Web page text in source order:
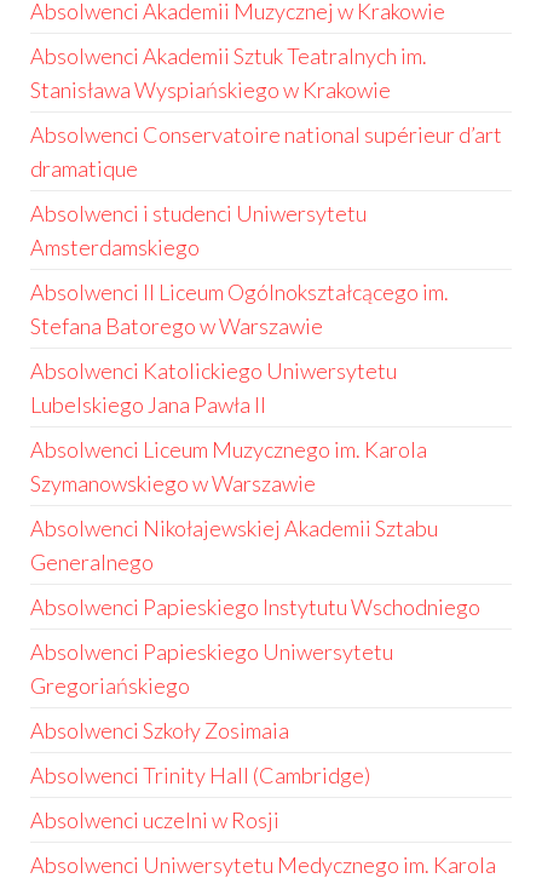
Absolwenci Akademii Muzycznej w Krakowie
Absolwenci Akademii Sztuk Teatralnych im.
Stanisława Wyspiańskiego w Krakowie
Absolwenci Conservatoire national supérieur d’art
dramatique
Absolwenci i studenci Uniwersytetu
Amsterdamskiego
Absolwenci II Liceum Ogólnokształcącego im.
Stefana Batorego w Warszawie
Absolwenci Katolickiego Uniwersytetu
Lubelskiego Jana Pawła II
Absolwenci Liceum Muzycznego im. Karola
Szymanowskiego w Warszawie
Absolwenci Nikołajewskiej Akademii Sztabu
Generalnego
Absolwenci Papieskiego Instytutu Wschodniego
Absolwenci Papieskiego Uniwersytetu
Gregoriańskiego
Absolwenci Szkoły Zosimaia
Absolwenci Trinity Hall (Cambridge)
Absolwenci uczelni w Rosji
Absolwenci Uniwersytetu Medycznego im. Karola